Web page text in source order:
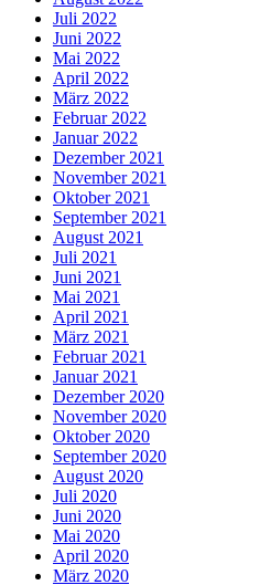
Juli 2022
Juni 2022
Mai 2022
April 2022
März 2022
Februar 2022
Januar 2022
Dezember 2021
November 2021
Oktober 2021
September 2021
August 2021
Juli 2021
Juni 2021
Mai 2021
April 2021
März 2021
Februar 2021
Januar 2021
Dezember 2020
November 2020
Oktober 2020
September 2020
August 2020
Juli 2020
Juni 2020
Mai 2020
April 2020
März 2020